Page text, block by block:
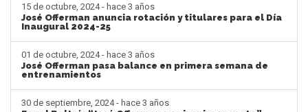
15 de octubre, 2024 - hace 3 años
José Offerman anuncia rotación y titulares para el Día
Inaugural 2024-25
01 de octubre, 2024 - hace 3 años
José Offerman pasa balance en primera semana de
entrenamientos
30 de septiembre, 2024 - hace 3 años